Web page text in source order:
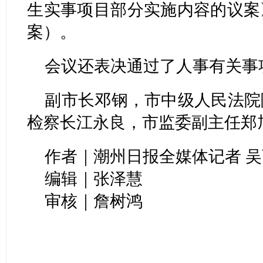
生实事项目部分实施内容的议
案）。
会议还表决通过了人事有关事
副市长邓钢，市中级人民法
检察长江永良，市监委副主任
作者｜潮州日报全媒体记者
编辑｜张泽慧
审核｜詹树鸿